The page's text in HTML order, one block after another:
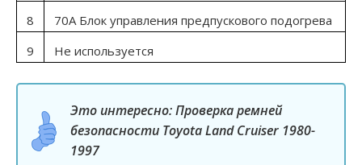
8
70А Блок управления предпускового подогрева
9
Не используется
Это интересно: Проверка ремней
безопасности Toyota Land Cruiser 1980-
1997